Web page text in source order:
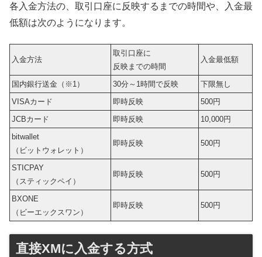
各入金方法の、取引口座に反映するまでの時間や、入金最
低額は次のようになります。
入金方法
取引口座に
反映までの時間
入金最低額
国内銀行送金（※1） 30分～1時間で反映
下限無し
VISAカード
即時反映
500円
JCBカード
即時反映
10,000円
bitwallet
（ビットウォレット）
即時反映 500円
STICPAY
（スティックペイ）
即時反映 500円
BXONE
（ビーエックスワン）
即時反映 500円
直接XMに入金する方式